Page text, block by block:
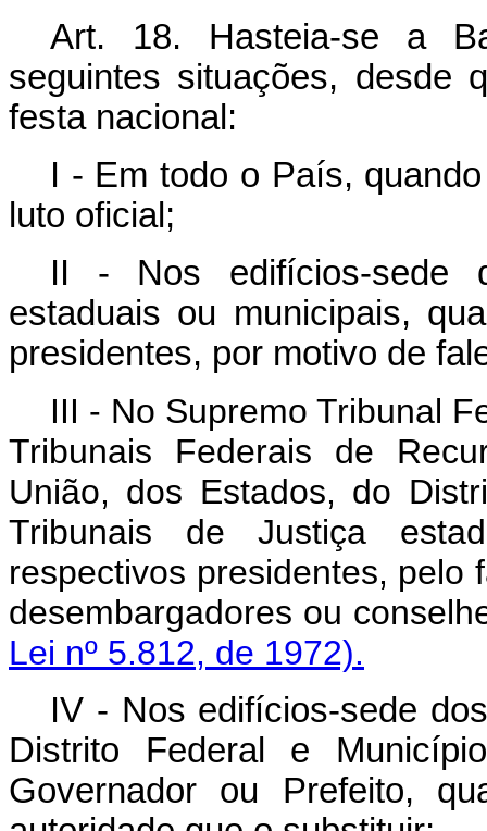
Art. 18. Hasteia-se a
seguintes situações, desde
festa nacional:
I - Em todo o País,
luto oficial;
II - Nos edifícios-sede
estaduais ou municipais,
presidentes, por motivo de
III - No Supremo Tribunal
Tribunais Federais de
União, dos Estados, do
Tribunais de Justiça
respectivos presidentes, pelo
desembargadores ou
Lei nº 5.812, de 1972).
IV - Nos edifícios-sede
Distrito Federal e
Governador ou Prefeito,